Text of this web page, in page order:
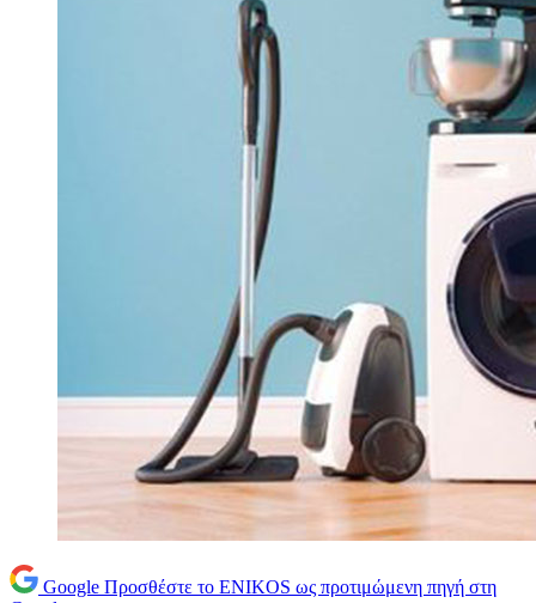
Google Προσθέστε το ENIKOS ως προτιμώμενη πηγή στη